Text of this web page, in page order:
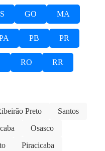
GO MA
PB PR
RO RR
Preto
Santos
Osasco
Piracicaba